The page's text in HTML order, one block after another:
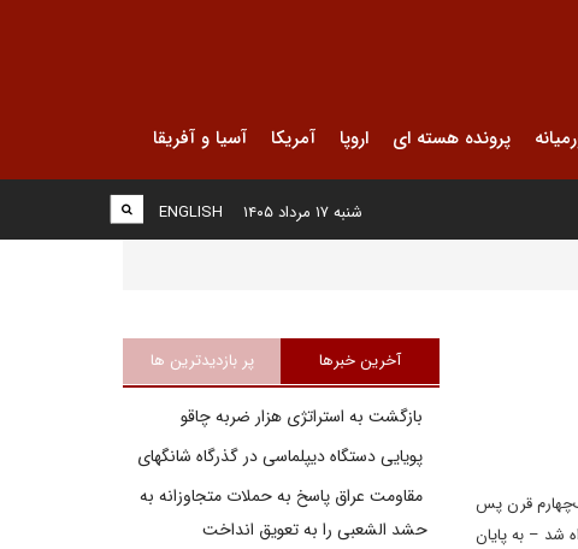
پرونده هسته ای اروپا آمریکا آسیا و آفریقا
ENGLISH شنبه ۱۷ مرداد ۱۴۰۵
قرن پس
شد – به پایان
آخرین خبرها پر بازدیدترین ها
بازگشت به استراتژی هزار ضربه چاقو
پویایی دستگاه دیپلماسی در گذرگاه شانگهای
مقاومت عراق پاسخ به حملات متجاوزانه به
حشد الشعبی را به تعویق انداخت